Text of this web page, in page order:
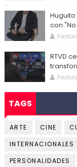
con
RTVD
TAGS
ARTE CINE
INTERNACIONALES
PERSONALIDADES